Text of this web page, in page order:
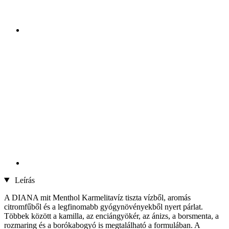
Leírás
A DIANA mit Menthol Karmelitavíz tiszta vízből, aromás
citromfűből és a legfinomabb gyógynövényekből nyert párlat.
Többek között a kamilla, az enciángyökér, az ánizs, a borsmenta, a
rozmaring és a borókabogyó is megtalálható a formulában. A